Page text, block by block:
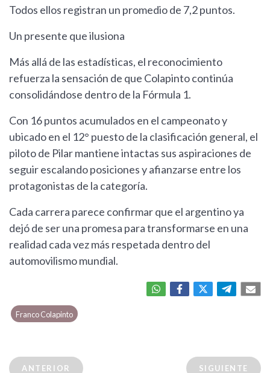
Todos ellos registran un promedio de 7,2 puntos.
Un presente que ilusiona
Más allá de las estadísticas, el reconocimiento
refuerza la sensación de que Colapinto continúa
consolidándose dentro de la Fórmula 1.
Con 16 puntos acumulados en el campeonato y
ubicado en el 12° puesto de la clasificación general, el
piloto de Pilar mantiene intactas sus aspiraciones de
seguir escalando posiciones y afianzarse entre los
protagonistas de la categoría.
Cada carrera parece confirmar que el argentino ya
dejó de ser una promesa para transformarse en una
realidad cada vez más respetada dentro del
automovilismo mundial.
Franco Colapinto
ANTERIOR SIGUIENTE